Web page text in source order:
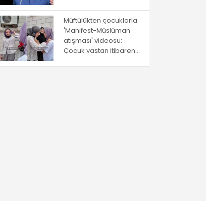
Müftülükten çocuklarla
'Manifest-Müslüman
atışması' videosu:
Çocuk yaştan itibaren